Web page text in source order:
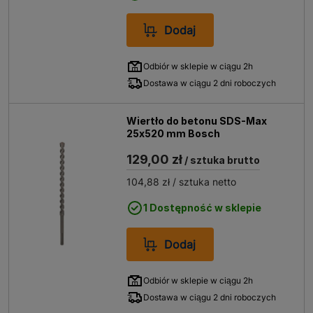
Dodaj
Odbiór w sklepie w ciągu 2h
Dostawa w ciągu 2 dni roboczych
Wiertło do betonu SDS-Max
25x520 mm Bosch
129,00 zł / sztuka brutto
104,88 zł / sztuka netto
1 Dostępność w sklepie
Dodaj
Odbiór w sklepie w ciągu 2h
Dostawa w ciągu 2 dni roboczych